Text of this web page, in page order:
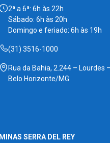
2ª a 6ª: 6h às 22h
Sábado: 6h às 20h
Domingo e feriado: 6h às 19h
(31) 3516-1000
Rua da Bahia, 2.244 – Lourdes –
Belo Horizonte/MG
MINAS SERRA DEL REY